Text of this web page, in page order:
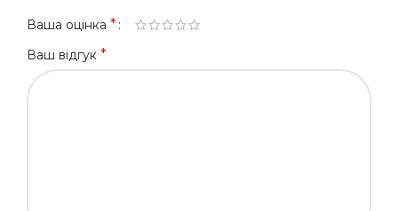
Ваша оцінка *
Ваш відгук *